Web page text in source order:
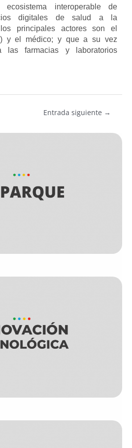
interoperable de
digitales de salud a la
principales actores son el
y el médico; y que a su vez
las farmacias y laboratorios
Entrada siguiente →